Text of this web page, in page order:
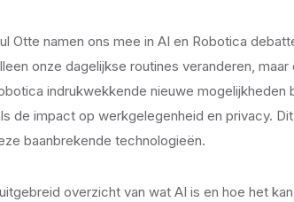
Otte namen ons mee in AI en Robotica
onze dagelijkse routines veranderen,
indrukwekkende nieuwe
de impact op werkgelegenheid en privacy.
baanbrekende technologieën.
overzicht van wat AI is en hoe het